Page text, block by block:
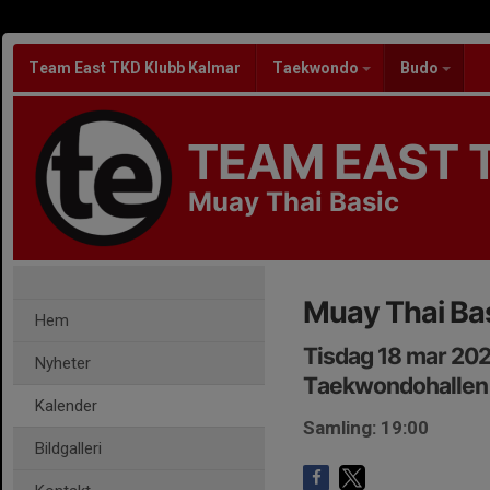
Team East TKD Klubb Kalmar Taekwondo Budo
TEAM EAST
Muay Thai Basic
Hem
Nyheter
Kalender
Bildgalleri
Muay Thai
Tisdag 18 mar
Taekwondohallen
Samling: 19:00